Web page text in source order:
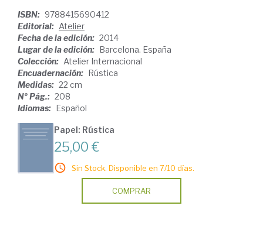
ISBN: 9788415690412
Editorial: Atelier
Fecha de la edición: 2014
Lugar de la edición: Barcelona. España
Colección: Atelier Internacional
Encuadernación: Rústica
Medidas: 22 cm
Nº Pág.: 208
Idiomas: Español
Papel: Rústica
25,00 €
Sin Stock. Disponible en 7/10 días.
COMPRAR